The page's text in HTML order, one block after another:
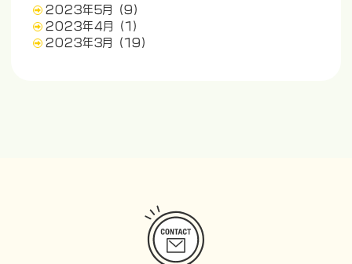
2023年5月
(9)
2023年4月
(1)
2023年3月
(19)